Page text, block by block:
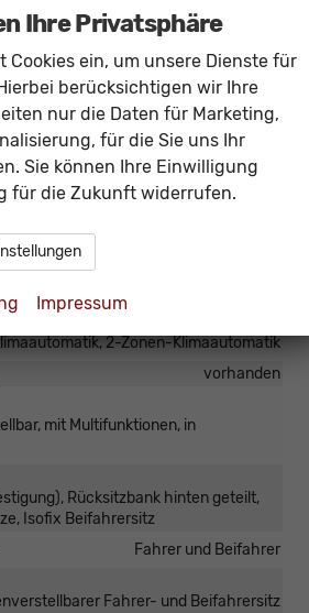
Durch Apple CarPlay /
jedoch eineNavigationüber
Apps (z.B. Google Maps
über den Fahrzeugbildschirm
2-Zonen-Klimaautomatik
vorhanden
mit Multifunktionen, in
Rücksitzbank hinten geteilt,
Isofix Beifahrersitz
Fahrer und Beifahrer
Fahrer- und Beifahrersitz
Ihre Privatsphäre
Cookies ein, um unsere Dienste für
berücksichtigen wir Ihre
nur die Daten für Marketing,
für die Sie uns Ihr
Sie können Ihre Einwilligung
für die Zukunft widerrufen.
Impressum